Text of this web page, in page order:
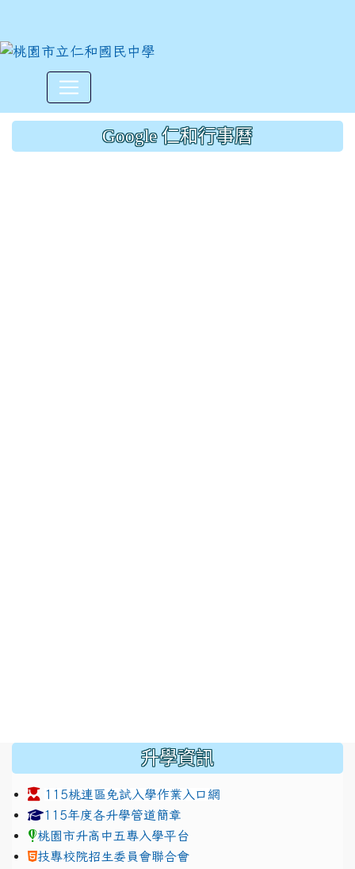
沅益更改11/13菜單:原蒜香白
Google 仁和行事曆
升學資訊
115桃連區免試入學作業入口網
link to https://www.jhjhs.tyc.edu.tw/modules/
115年度各升學管道簡章
桃園市升高中五專入學平台
技專校院招生委員會聯合會